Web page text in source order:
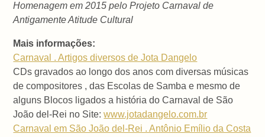
Homenagem em 2015 pelo Projeto Carnaval de
Antigamente Atitude Cultural
Mais informações:
Carnaval . Artigos diversos de Jota Dangelo
CDs gravados ao longo dos anos com diversas músicas
de compositores , das Escolas de Samba e mesmo de
alguns Blocos ligados a história do Carnaval de São
João del-Rei no Site:www.jotadangelo.com.br
Carnaval em São João del-Rei . Antônio Emílio da Costa